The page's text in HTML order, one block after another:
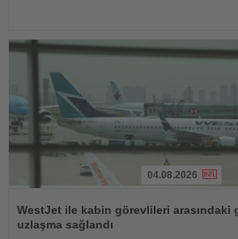
Oku
04.08.2026
WestJet ile kabin görevlileri arasındaki
uzlaşma sağlandı